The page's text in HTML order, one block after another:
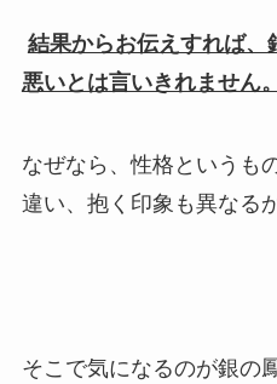
結果からお伝えすれば、
悪いとは言いきれません。
なぜなら、性格というも
違い、抱く印象も異なる
そこで気になるのが銀の